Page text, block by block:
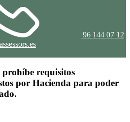
96 144 07 12
requisitos
por Hacienda para poder